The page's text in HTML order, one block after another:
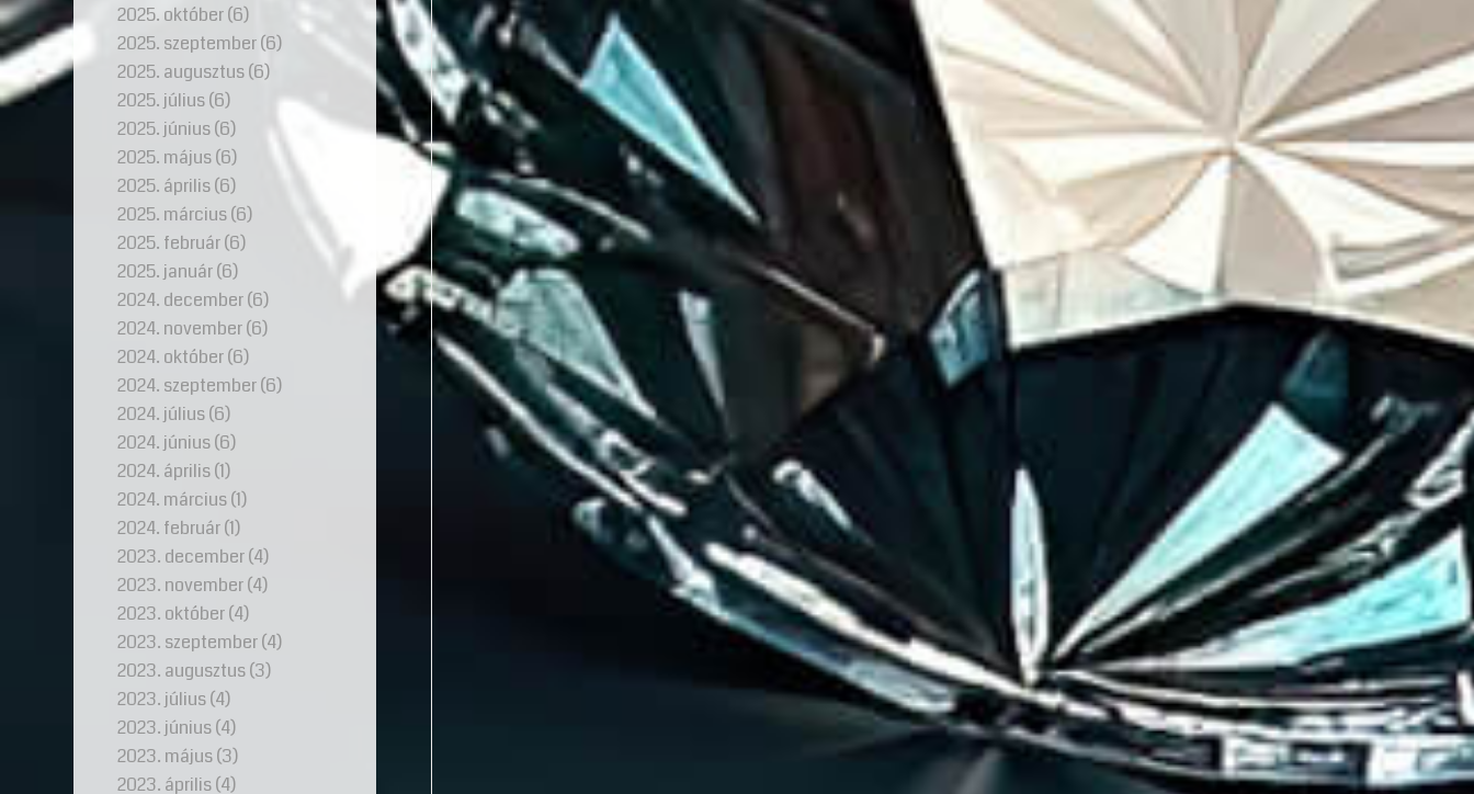
2025. október(6)
2025. szeptember(6)
2025. augusztus(6)
2025. július(6)
2025. június(6)
2025. május(6)
2025. április(6)
2025. március(6)
2025. február(6)
2025. január(6)
2024. december(6)
2024. november(6)
2024. október(6)
2024. szeptember(6)
2024. július(6)
2024. június(6)
2024. április(1)
2024. március(1)
2024. február(1)
2023. december(4)
2023. november(4)
2023. október(4)
2023. szeptember(4)
2023. augusztus(3)
2023. július(4)
2023. június(4)
2023. május(3)
2023. április(4)